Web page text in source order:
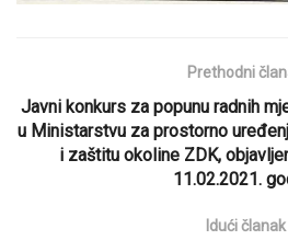
Prethodni
Javni konkurs za popunu radnih
u Ministarstvu za prostorno
i zaštitu okoline ZDK,
11.02.2021.
Idući članak